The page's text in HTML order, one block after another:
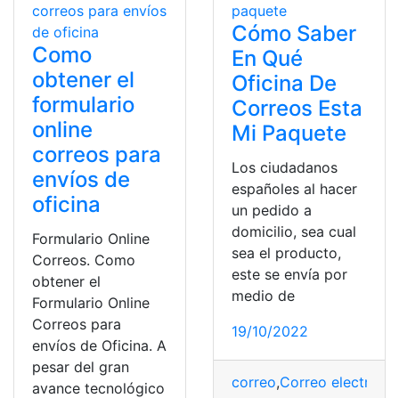
Como
obtener el
formulario
online
correos para
envíos de
oficina
Formulario Online
Correos. Como
obtener el
Formulario Online
Correos para
envíos de Oficina. A
pesar del gran
avance tecnológico
Cómo Saber
En Qué
Oficina De
Correos Esta
Mi Paquete
Los ciudadanos
españoles al hacer
un pedido a
domicilio, sea cual
sea el producto,
este se envía por
medio de
19/10/2022
correo,Correo